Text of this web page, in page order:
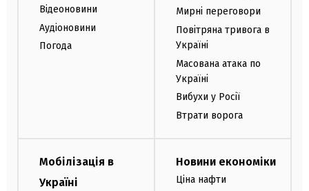
Відеоновини
Аудіоновини
Погода
Мирні переговори
Повітряна тривога в
Україні
Масована атака по
Україні
Вибухи у Росії
Втрати ворога
Мобілізація в
Україні
Новини економіки
Ціна нафти